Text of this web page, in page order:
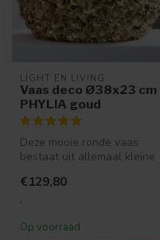
LIGHT EN LIVING
Vaas deco Ø38x23 cm
PHYLIA goud
Deze mooie ronde vaas
bestaat uit allemaal kleine
maakt d...
€129,80
.
Op voorraad